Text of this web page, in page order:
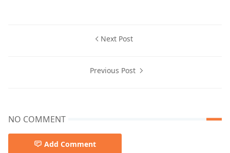
Next Post
Previous Post
NO COMMENT
Add Comment